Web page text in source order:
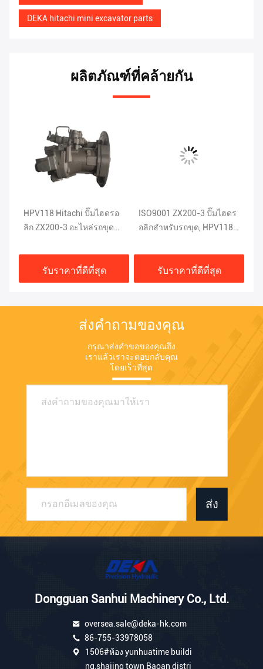
DEKA hitachi mini excavator parts
ผลิตภัณฑ์ที่คล้ายกัน
HPV118 Hitachi ปั๊มไฮดรอ
ลิก ZX200-3 อะไหล่รถขุด
รับราคาที่ดีที่สุด
ISO9001 ZX200-3 ปั๊มไฮดร
อลิกสำหรับรถขุด, HPV118
Parts
รับราคาที่ดีที่สุด
ส่งคำถามของคุณ
กรุณาส่งคำขอของคุณถึง
เราแล้วเราจะตอบกลับคุณ
โดยเร็วที่สุด
ส่ง
Dongguan Sanhui Machinery Co., Ltd.
oversea.sale@deka-hk.com
86-755-33978058
1506#ห้อง yunhuatime buildi
ng,shajing town Baoan distri